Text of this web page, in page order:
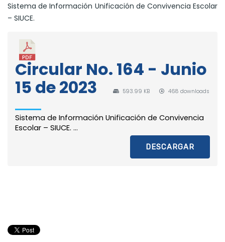
Sistema de Información Unificación de Convivencia Escolar
– SIUCE.
Circular No. 164 - Junio
15 de 2023
593.99 KB 468 downloads
Sistema de Información Unificación de Convivencia
Escolar – SIUCE. ...
DESCARGAR